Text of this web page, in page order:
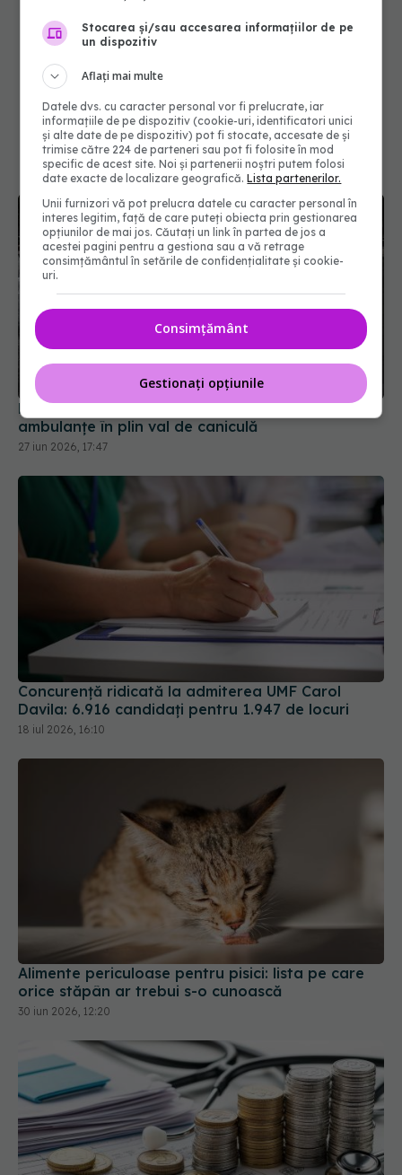
Ministerul Sănătății, apel către spitale și
ambulanțe în plin val de caniculă
27 iun 2026, 17:47
Concurență ridicată la admiterea UMF Carol
Davila: 6.916 candidați pentru 1.947 de locuri
18 iul 2026, 16:10
Alimente periculoase pentru pisici: lista pe care
orice stăpân ar trebui s-o cunoască
30 iun 2026, 12:20
Stocarea și/sau accesarea informațiilor de pe
un dispozitiv
Aflați mai multe
Datele dvs. cu caracter personal vor fi prelucrate, iar
informațiile de pe dispozitiv (cookie-uri, identificatori unici
și alte date de pe dispozitiv) pot fi stocate, accesate de și
trimise către 224 de parteneri sau pot fi folosite în mod
specific de acest site. Noi și partenerii noștri putem folosi
date exacte de localizare geografică.Lista partenerilor.
Unii furnizori vă pot prelucra datele cu caracter personal în
interes legitim, față de care puteți obiecta prin gestionarea
opțiunilor de mai jos. Căutați un link în partea de jos a
acestei pagini pentru a gestiona sau a vă retrage
consimțământul în setările de confidențialitate și cookie-
uri.
Consimțământ
Gestionați opțiunile